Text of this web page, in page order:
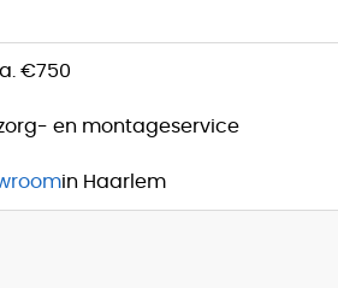
€750
en montageservice
in Haarlem